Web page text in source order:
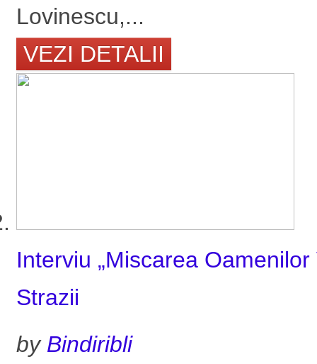
Lovinescu,...
VEZI DETALII
Interviu „Miscarea
Strazii
by Bindiribli